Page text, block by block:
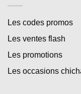
Les codes promos
Les ventes flash
Les promotions
Les occasions